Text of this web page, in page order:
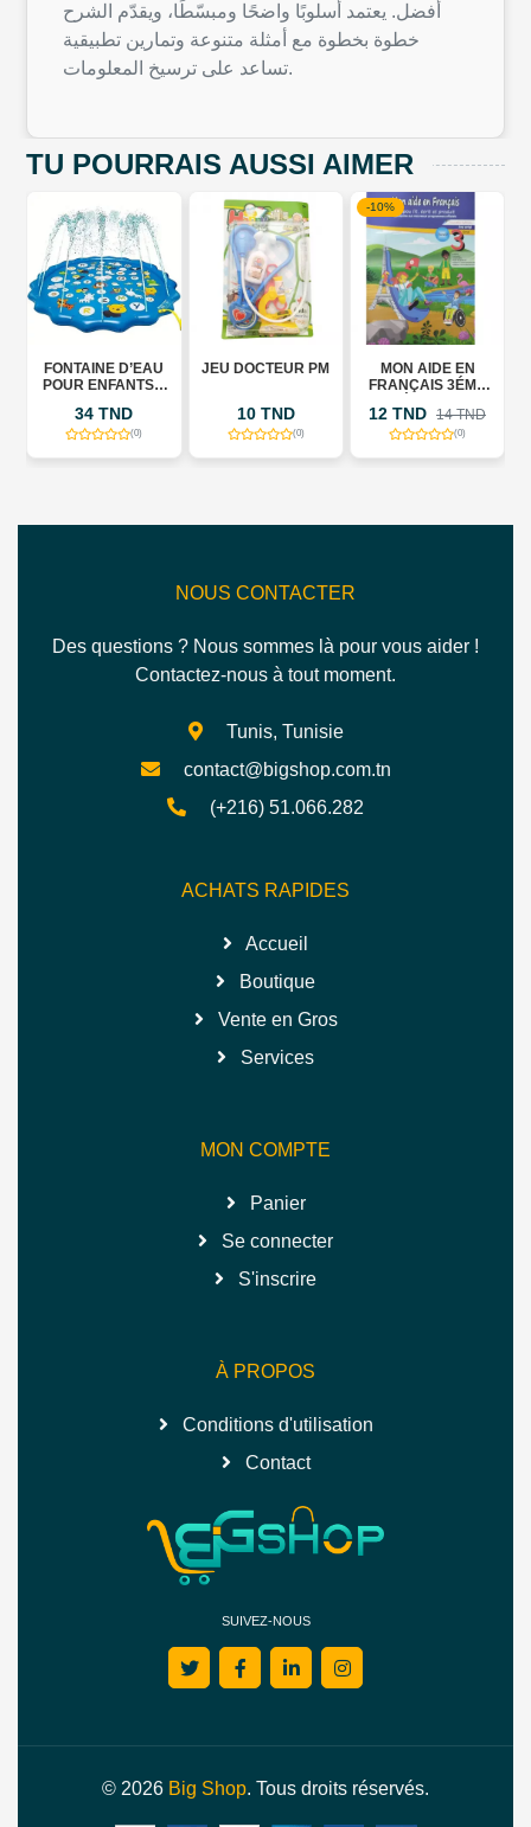
أفضل. يعتمد أسلوبًا واضحًا ومبسّطًا، ويقدّم الشرح
خطوة بخطوة مع أمثلة متنوعة وتمارين تطبيقية
تساعد على ترسيخ المعلومات.
TU POURRAIS AUSSI AIMER
FONTAINE D’EAU
POUR ENFANTS –
D’EXTÉRIEUR
34 TND
(0)
JEU DOCTEUR PM
10 TND
(0)
-10%
MON AIDE EN
FRANÇAIS 3ÉME
TOME 2
12 TND 14 TND
(0)
NOUS CONTACTER
Des questions ? Nous sommes là pour vous aider !
Contactez-nous à tout moment.
Tunis, Tunisie
contact@bigshop.com.tn
(+216) 51.066.282
ACHATS RAPIDES
Accueil
Boutique
Vente en Gros
Services
MON COMPTE
Panier
Se connecter
S'inscrire
À PROPOS
Conditions d'utilisation
Contact
SUIVEZ-NOUS
© 2026 Big Shop. Tous droits réservés.